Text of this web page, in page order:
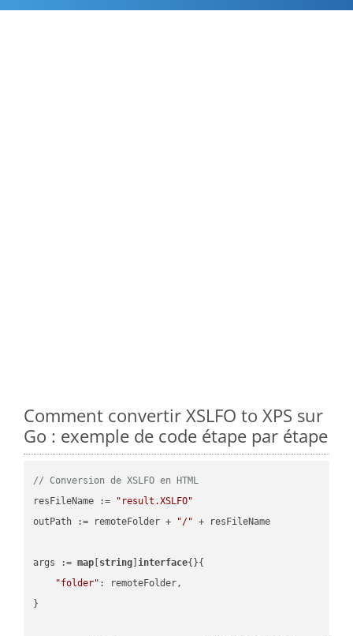
Comment convertir XSLFO to XPS sur
Go : exemple de code étape par étape
// Conversion de XSLFO en HTML
resFileName :=
"result.XSLFO"
outPath := remoteFolder +
"/" + resFileName
args := map string ]interface{}{
"folder" : remoteFolder,
}